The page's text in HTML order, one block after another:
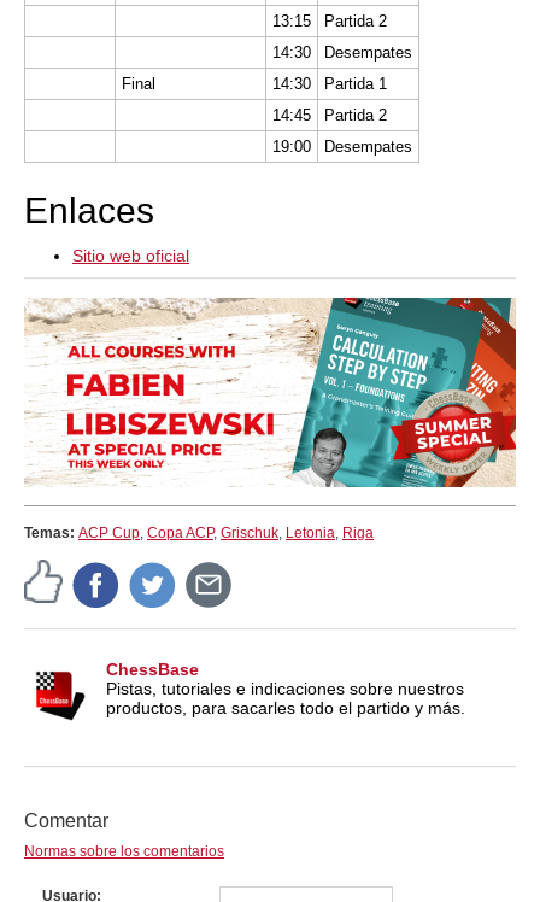
13:15
Partida 2
14:30
Desempates
Final
14:30
Partida 1
14:45
Partida 2
19:00
Desempates
Enlaces
Sitio web oficial
Temas: ACP Cup, Copa ACP, Grischuk, Letonia, Riga
ChessBase
Pistas, tutoriales e indicaciones sobre nuestros
productos, para sacarles todo el partido y más.
Comentar
Normas sobre los comentarios
Usuario